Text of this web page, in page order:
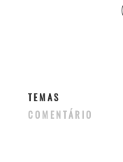
TEMAS
COMENTÁRIO